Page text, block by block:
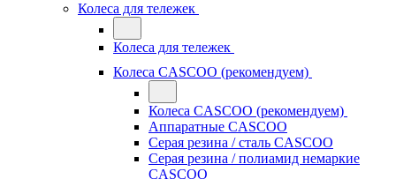
Колеса для тележек
Колеса для тележек
Колеса CASCOO (рекомендуем)
Колеса CASCOO (рекомендуем)
Аппаратные CASCOO
Серая резина / сталь CASCOO
Серая резина / полиамид немаркие
CASCOO